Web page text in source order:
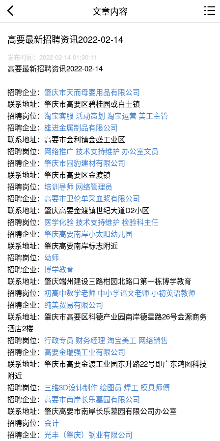
文章内容
高要最新招聘资讯2022-02-14
发布时间：2022-02-14 01:30:11
高要最新招聘资讯2022-02-14
招聘企业： 肇庆市天而母婴用品有限公司
联系地址：肇庆市高要区碧桂园或白土镇
招聘岗位： 淘宝客服 活动策划 淘宝运营 美工主管
招聘企业： 雄进金属制品有限公司
联系地址：高要市金利镇金盛工业区
招聘岗位： 网络推广 技术支持∕维护 办公室文员
招聘企业： 肇庆市固豹建材有限公司
联系地址：肇庆市高要区金渡镇
招聘岗位： 培训导师 网络管理员
招聘企业： 高要市卫伦单采血浆有限公司
联系地址：肇庆高要金渡镇世纪大道D2小区
招聘岗位： 医学化验技术支持∕维护 检验科主任
招聘企业： 肇庆高要南岸小太阳幼儿园
联系地址：肇庆高要南岸标志附近
招聘岗位： 幼师
招聘企业： 博学教育
联系地址：肇庆端州建设三路柑园北路口第一栋博学教育
招聘岗位： 初高中数学老师 中小学语文老师小初英语教师
招聘企业： 纯美贸易有限公司
联系地址：肇庆市高要区科德产业园南岸德星路26号金源商务
酒店2楼
招聘岗位： 行政专员 财务经理 淘宝美工 网络销售
招聘企业： 高要金瑞强工业有限公司
联系地址：肇庆市高要金渡工业园东升路22号即广东鸿图科技
附近
招聘岗位： 三维∕3D设计∕制作绘图员 焊工 模具师傅
招聘企业： 高要市南岸长乐墓园有限公司
联系地址：肇庆高要市南岸长乐墓园有限公司办公室
招聘岗位： 会计
招聘企业： 光丰（肇庆）钢业有限公司